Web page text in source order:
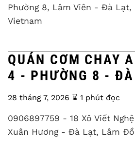
Phường 8, Lâm Viên - Đà
Vietnam
QUÁN CƠM CHAY
4 - PHƯỜNG 8 -
28 tháng 7, 2026 ⌛️ 1 phút đọc
0906897759 - 18 Xô Viết
Xuân Hương - Đà Lạt, Lâm